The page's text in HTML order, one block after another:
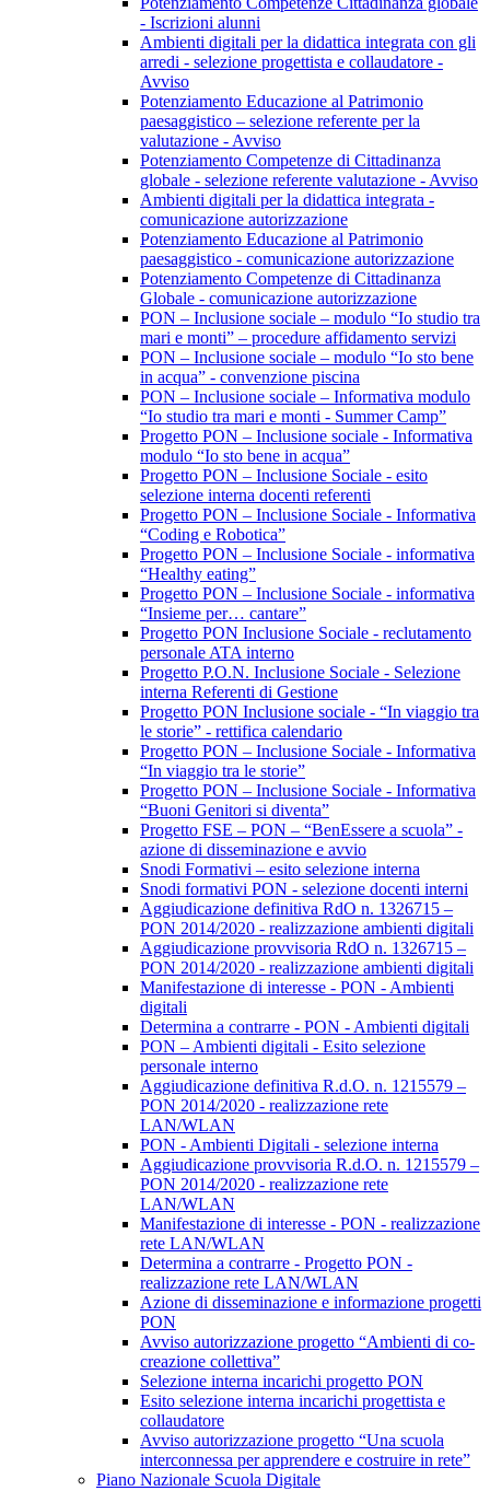
- Iscrizioni alunni
Ambienti digitali per la didattica integrata con gli
arredi - selezione progettista e collaudatore -
Avviso
Potenziamento Educazione al Patrimonio
paesaggistico – selezione referente per la
valutazione - Avviso
Potenziamento Competenze di Cittadinanza
globale - selezione referente valutazione - Avviso
Ambienti digitali per la didattica integrata -
comunicazione autorizzazione
Potenziamento Educazione al Patrimonio
paesaggistico - comunicazione autorizzazione
Potenziamento Competenze di Cittadinanza
Globale - comunicazione autorizzazione
PON – Inclusione sociale – modulo “Io studio tra
mari e monti” – procedure affidamento servizi
PON – Inclusione sociale – modulo “Io sto bene
in acqua” - convenzione piscina
PON – Inclusione sociale – Informativa modulo
“Io studio tra mari e monti - Summer Camp”
Progetto PON – Inclusione sociale - Informativa
modulo “Io sto bene in acqua”
Progetto PON – Inclusione Sociale - esito
selezione interna docenti referenti
Progetto PON – Inclusione Sociale - Informativa
“Coding e Robotica”
Progetto PON – Inclusione Sociale - informativa
“Healthy eating”
Progetto PON – Inclusione Sociale - informativa
“Insieme per… cantare”
Progetto PON Inclusione Sociale - reclutamento
personale ATA interno
Progetto P.O.N. Inclusione Sociale - Selezione
interna Referenti di Gestione
Progetto PON Inclusione sociale - “In viaggio tra
le storie” - rettifica calendario
Progetto PON – Inclusione Sociale - Informativa
“In viaggio tra le storie”
Progetto PON – Inclusione Sociale - Informativa
“Buoni Genitori si diventa”
Progetto FSE – PON – “BenEssere a scuola” -
azione di disseminazione e avvio
Snodi Formativi – esito selezione interna
Snodi formativi PON - selezione docenti interni
Aggiudicazione definitiva RdO n. 1326715 –
PON 2014/2020 - realizzazione ambienti digitali
Aggiudicazione provvisoria RdO n. 1326715 –
PON 2014/2020 - realizzazione ambienti digitali
Manifestazione di interesse - PON - Ambienti
digitali
Determina a contrarre - PON - Ambienti digitali
PON – Ambienti digitali - Esito selezione
personale interno
Aggiudicazione definitiva R.d.O. n. 1215579 –
PON 2014/2020 - realizzazione rete
LAN/WLAN
PON - Ambienti Digitali - selezione interna
Aggiudicazione provvisoria R.d.O. n. 1215579 –
PON 2014/2020 - realizzazione rete
LAN/WLAN
Manifestazione di interesse - PON - realizzazione
rete LAN/WLAN
Determina a contrarre - Progetto PON -
realizzazione rete LAN/WLAN
Azione di disseminazione e informazione progetti
PON
Avviso autorizzazione progetto “Ambienti di co-
creazione collettiva”
Selezione interna incarichi progetto PON
Esito selezione interna incarichi progettista e
collaudatore
Avviso autorizzazione progetto “Una scuola
interconnessa per apprendere e costruire in rete”
Piano Nazionale Scuola Digitale